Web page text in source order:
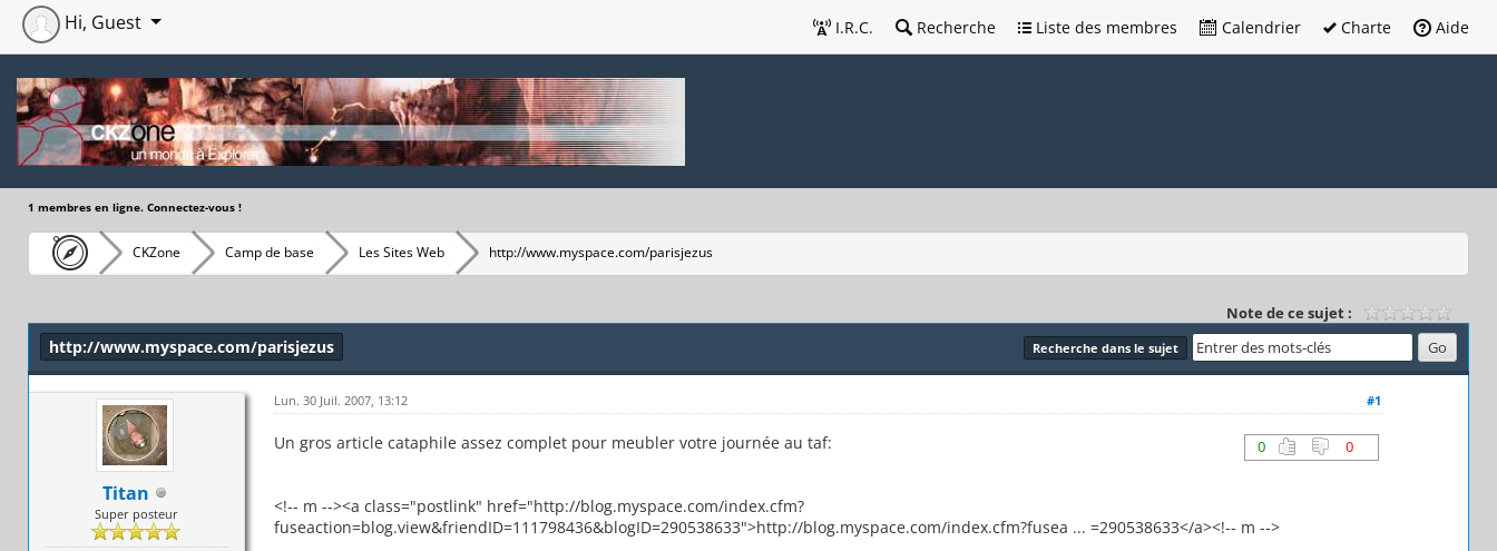
I.R.C. Recherche Liste des membres Calendrier Charte Aide
Hi, Guest
1 membres en ligne. Connectez-vous !
CKZone Camp de base Les Sites Web http://www.myspace.com/parisjezus
Note de ce sujet :
Recherche dans le sujet
http://www.myspace.com/parisjezus
Titan
Super posteur
#1
Lun. 30 Juil. 2007, 13:12
0 0
Un gros article cataphile assez complet pour meubler votre journée au taf:
<!-- m --><a class="postlink" href="http://blog.myspace.com/index.cfm?
fuseaction=blog.view&friendID=111798436&blogID=290538633">http://blog.myspace.com/index.cfm?fusea ... =290538633</a><!-- m -->